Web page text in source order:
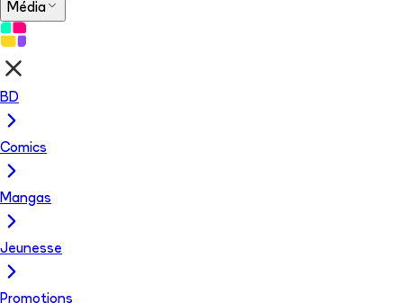
Média
BD
Comics
Mangas
Jeunesse
Promotions